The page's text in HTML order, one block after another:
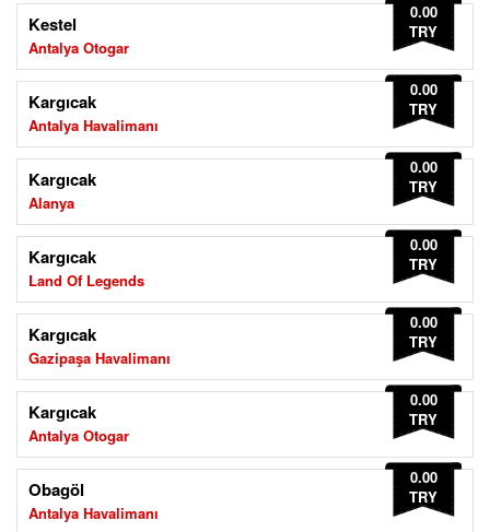
Kestel
Antalya Otogar
0.00
TRY
Kargıcak
Antalya Havalimanı
0.00
TRY
Kargıcak
Alanya
0.00
TRY
Kargıcak
Land Of Legends
0.00
TRY
Kargıcak
Gazipaşa Havalimanı
0.00
TRY
Kargıcak
Antalya Otogar
0.00
TRY
Obagöl
Antalya Havalimanı
0.00
TRY